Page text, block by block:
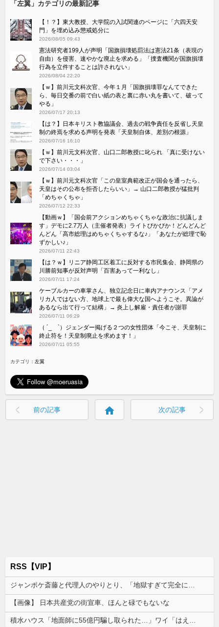
「左翼」カテゴリの最新記事
【！？】東大教授、大学院の入試関連のページに「六四天安
門」を埋め込み懲戒処分に
2026/08/05 09:43
憲法研究者199人が声明「国旗損壊処罰法は憲法21条（表現の
自由）を侵害、速やかな廃止を求める」「捜査機関が国旗損壊
行為を立件することは許されない」
2026/08/04 22:20
【ｗ】前川元文科次官、今年１月「国旗損壊罪なんてできた
ら、毎日交番の前で白い紙の表と裏に赤い丸を書いて、破って
やる」
2026/07/17 20:13
【は？】日本キリスト教協議会、過去の戦争責任を反省し天皇
制の終焉を求める声明を発表「天皇制自体、差別の根源」
2026/07/16 16:10
【ｗ】前川元文科次官、山口二郎教授に叱られ 「真に受けない
で下さい・・・」
2026/07/14 03:04
【ｗ】前川元文科次官「この皇室典範改正が国会を通ったら、
天皇はその公布を拒否したらいい」→ 山口二郎教授が猛批判
「めちゃくちゃ」
2026/07/12 22:33
【動画ｗ】「国会前アクションめちゃくちゃな政治に抗議しま
す」デモに2.7万人（主催者発表）ライトぴかぴか！どんどんど
んどん「高市総理はめちゃくちゃするな♪」「あなたが総理で恥
ずかしい♪」
2026/07/11 22:43
【は？ｗ】リニア静岡工区着工に反対する市民集会、静岡県の
川勝前知事が反対声明「百害あって一利なし」
2026/07/11 17:24
ケーブルカーの車掌さん、独立記念日に車内アナウンス「アメ
リカ人ではない方、地球上で最も偉大な国へようこそ。異論が
あるなら出て行って結構」→ 炎上し解雇・責任者が謝罪
2026/07/11 06:29
（ ´_ゝ`）ジェンダー掲げる２つの女性団体「今こそ、天皇制に
終止符を！天皇制廃止を求めます！」
2026/07/11 05:55
カテゴリ：左翼
前の記事 home 次の記事
RSS【VIP】
ジャンポケ斎藤と代理人のやりとり、「地獄すぎて完全にコントになってる……」と衝撃を受ける人が続出中
【画像】 日本共産党の街宣車、ほんと碌でもないな
積水ハウス「地面師に55億円騙し取られた…」ワイ「はえーかわいそう…会社滅茶苦茶やろなぁ」